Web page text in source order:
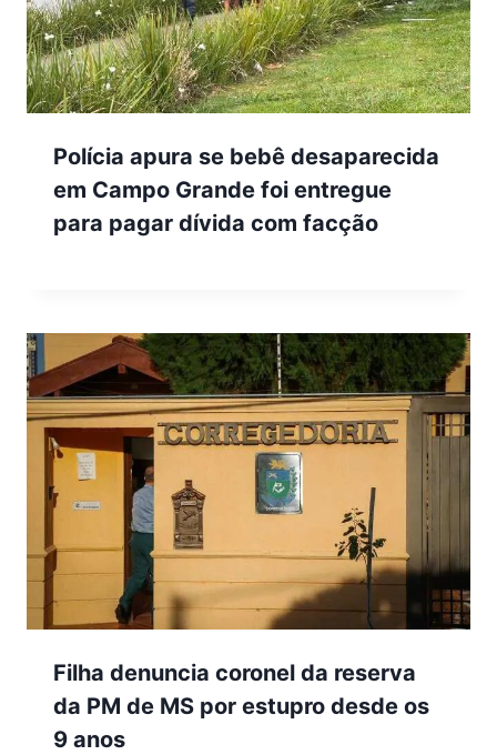
Polícia apura se bebê desaparecida
em Campo Grande foi entregue
para pagar dívida com facção
Filha denuncia coronel da reserva
da PM de MS por estupro desde os
9 anos